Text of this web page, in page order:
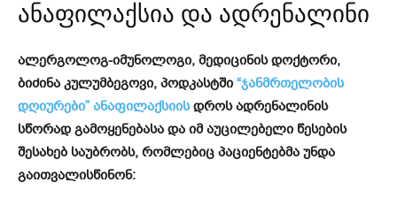
ანაფილაქსია და ადრენალინი
ალერგოლოგ-იმუნოლოგი, მედიცინის დოქტორი,
ბიძინა კულუმბეგოვი, პოდკასტში “ჯანმრთელობის
დღიურები” ანაფილაქსიისდროს ადრენალინის
სწორად გამოყენებასა და იმ აუცილებელი წესების
შესახებ საუბრობს, რომლებიც პაციენტებმა უნდა
გაითვალისწინონ: